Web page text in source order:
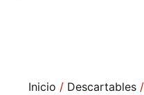
Inicio / Descartables/